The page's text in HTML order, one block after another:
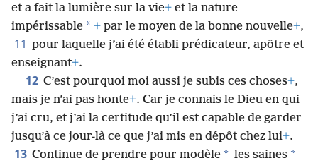
et a fait la lumière sur la vie+ et la nature
impérissable * + par le moyen de la bonne nouvelle+,
11 pour laquelle j’ai été établi prédicateur, apôtre et
enseignant+.
12 C’est pourquoi moi aussi je subis ces choses+,
mais je n’ai pas honte+. Car je connais le Dieu en qui
j’ai cru, et j’ai la certitude qu’il est capable de garder
jusqu’à ce jour-là ce que j’ai mis en dépôt chez lui+.
13 Continue de prendre pour modèle * les saines *